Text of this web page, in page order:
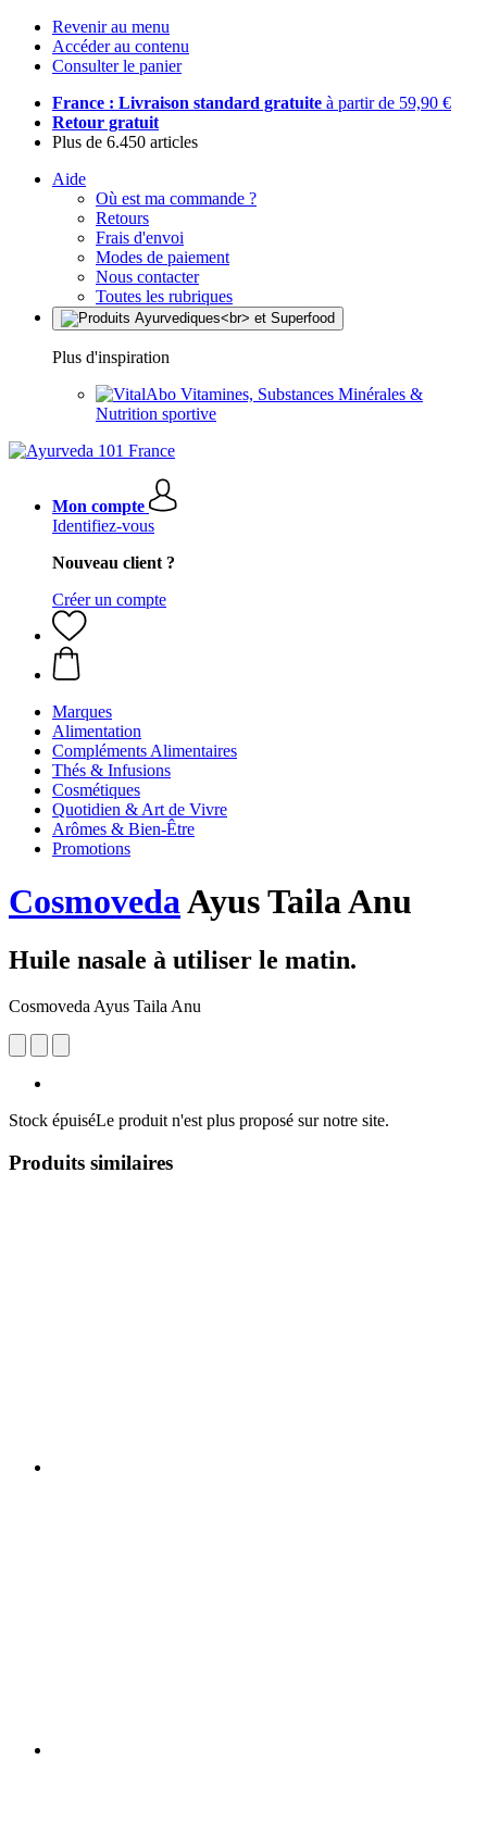
Revenir au menu
Accéder au contenu
Consulter le panier
France : Livraison standard gratuite à partir de 59,90 €
Retour gratuit
Plus de 6.450 articles
Aide
Où est ma commande ?
Retours
Frais d'envoi
Modes de paiement
Nous contacter
Toutes les rubriques
Plus d'inspiration
Vitamines, Substances Minérales &
Nutrition sportive
Mon compte
Identifiez-vous
Nouveau client ?
Créer un compte
Marques
Alimentation
Compléments Alimentaires
Thés & Infusions
Cosmétiques
Quotidien & Art de Vivre
Arômes & Bien-Être
Promotions
CosmovedaAyus Taila Anu
Huile nasale à utiliser le matin.
Cosmoveda Ayus Taila Anu
Stock épuiséLe produit n'est plus proposé sur notre site.
Produits similaires